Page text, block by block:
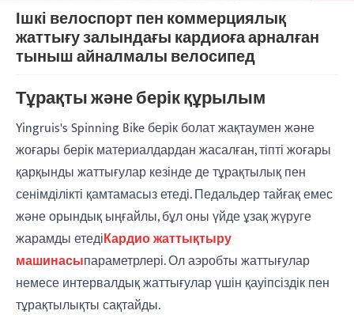
Ішкі велоспорт пен коммерциялық
жаттығу залындағы кардиоға арналған
тыныш айналмалы велосипед
Тұрақты және берік құрылым
Yingruis's Spinning Bike берік болат жақтаумен және
жоғары берік материалдардан жасалған, тіпті жоғары
қарқынды жаттығулар кезінде де тұрақтылық пен
сенімділікті қамтамасыз етеді. Педальдер тайғақ емес
және орындық ыңғайлы, бұл оны үйде ұзақ жүруге
жарамды етедіКардио жаттықтыру
машинасыпараметрлері. Ол аэробты жаттығулар
немесе интервалдық жаттығулар үшін қауіпсіздік пен
тұрақтылықты сақтайды.